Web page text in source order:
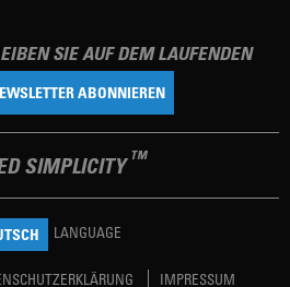
SIE AUF DEM LAUFENDEN
ABONNIEREN
SIMPLICITY TM
LANGUAGE
IMPRESSUM